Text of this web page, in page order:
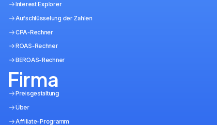
Interest Explorer
Aufschlüsselung der Zahlen
CPA-Rechner
ROAS-Rechner
BEROAS-Rechner
Firma
Preisgestaltung
Über
Affiliate-Programm